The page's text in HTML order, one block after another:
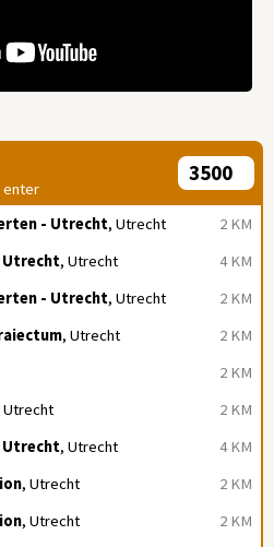
enter
2 KM
- Utrecht, Utrecht
4 KM
Utrecht, Utrecht
2 KM
- Utrecht, Utrecht
2 KM
, Utrecht
2 KM
2 KM
Utrecht
4 KM
Utrecht, Utrecht
2 KM
, Utrecht
2 KM
, Utrecht